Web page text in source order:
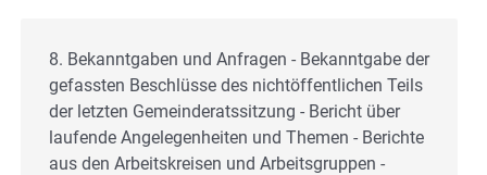
8. Bekanntgaben und Anfragen - Bekanntgabe der
gefassten Beschlüsse des nichtöffentlichen Teils
der letzten Gemeinderatssitzung - Bericht über
laufende Angelegenheiten und Themen - Berichte
aus den Arbeitskreisen und Arbeitsgruppen -